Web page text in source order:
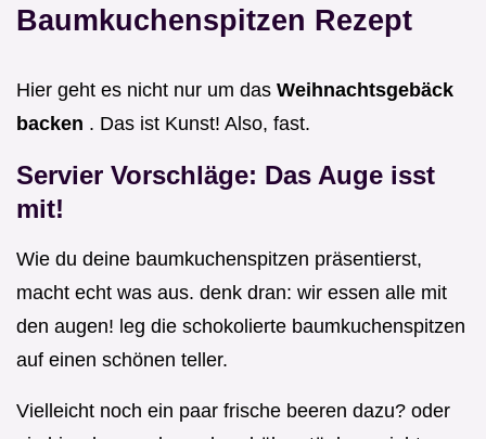
Baumkuchenspitzen Rezept
Hier geht es nicht nur um das Weihnachtsgebäck
backen . Das ist Kunst! Also, fast.
Servier Vorschläge: Das Auge isst
mit!
Wie du deine baumkuchenspitzen präsentierst,
macht echt was aus. denk dran: wir essen alle mit
den augen! leg die schokolierte baumkuchenspitzen
auf einen schönen teller.
Vielleicht noch ein paar frische beeren dazu? oder